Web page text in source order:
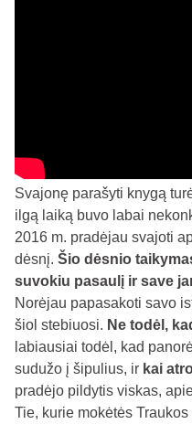
Svajonę parašyti knygą
ilgą laiką buvo labai
2016 m. pradėjau svajoti
dėsnį. Šio dėsnio
suvokiu pasaulį ir save
Norėjau papasakoti savo
šiol stebiuosi. Ne todėl,
labiausiai todėl, kad
sudužo į šipulius, ir kai
pradėjo pildytis viskas,
Tie, kurie mokėtės